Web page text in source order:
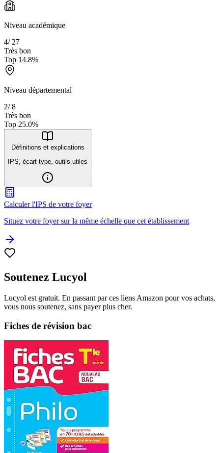
Niveau académique
4/27
Très bon
Top 14.8%
Niveau départemental
2/8
Très bon
Top 25.0%
Définitions et explications
IPS, écart-type, outils utiles
Calculer l'IPS de votre foyer
Situez votre foyer sur la même échelle que cet établissement
Soutenez Lucyol
Lucyol est gratuit. En passant par ces liens Amazon pour vos achats,
vous nous soutenez, sans payer plus cher.
Fiches de révision bac